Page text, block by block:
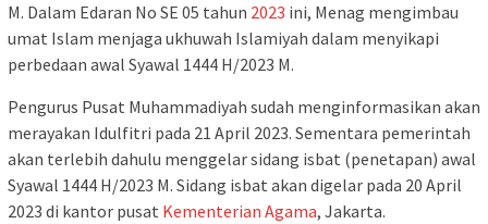
M. Dalam Edaran No SE 05 tahun 2023 ini, Menag mengimbau
umat Islam menjaga ukhuwah Islamiyah dalam menyikapi
perbedaan awal Syawal 1444 H/2023 M.
Pengurus Pusat Muhammadiyah sudah menginformasikan akan
merayakan Idulfitri pada 21 April 2023. Sementara pemerintah
akan terlebih dahulu menggelar sidang isbat (penetapan) awal
Syawal 1444 H/2023 M. Sidang isbat akan digelar pada 20 April
2023 di kantor pusat Kementerian Agama, Jakarta.